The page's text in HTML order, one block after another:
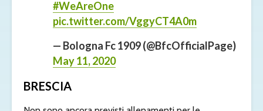
#WeAreOne
pic.twitter.com/VggyCT4A0m
— Bologna Fc 1909 (@BfcOfficialPage)
May 11, 2020
BRESCIA